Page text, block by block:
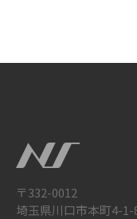
〒332-0012
埼玉県川口市本町4-